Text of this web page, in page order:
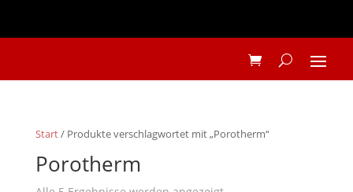
Start/ Produkte verschlagwortet mit „Porotherm“
Porotherm